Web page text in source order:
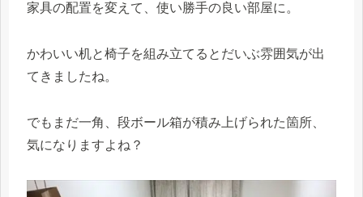
家具の配置を変えて、使い勝手の良い部屋に。
かわいい机と椅子を組み立てるとだいぶ雰囲気が出
てきましたね。
でもまだ一角、段ボール箱が積み上げられた箇所、
気になりますよね？